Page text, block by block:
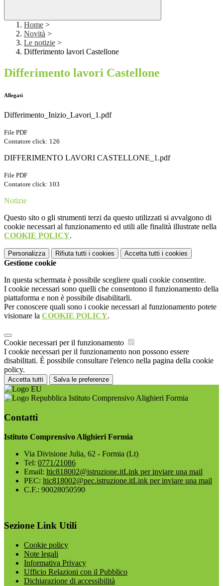
Home >
Novità >
Le notizie >
Differimento lavori Castellone
Differimento lavori Castellone
Allegati
Differimento_Inizio_Lavori_1.pdf
File PDF
Contatore click: 126
DIFFERIMENTO LAVORI CASTELLONE_1.pdf
File PDF
Contatore click: 103
Notizie
Questo sito o gli strumenti terzi da questo utilizzati si avvalgono di
cookie necessari al funzionamento ed utili alle finalità illustrate nella
COOKIE POLICY.
Personalizza Rifiuta tutti i cookies Accetta tutti i cookies
Gestione cookie
In questa schermata è possibile scegliere quali cookie consentire.
I cookie necessari sono quelli che consentono il funzionamento della
piattaforma e non è possibile disabilitarli.
Per conoscere quali sono i cookie necessari al funzionamento potete
visionare la COOKIE POLICY.
Cookie necessari per il funzionamento
I cookie necessari per il funzionamento non possono essere
disabilitati. È possibile consultare l'elenco nella pagina della cookie
policy.
Accetta tutti Salva le preferenze
Istituto Comprensivo Alighieri Formia
Contatti
Istituto Comprensivo Alighieri Formia
Via Divisione Julia, 62 - Formia (Lt)
Tel: 0771/21086
Email: ltic818002@istruzione.itLink per inviare una mail
PEC: ltic818002@pec.istruzione.itLink per inviare una mail
C.F.: 90028050590
Sezione Link Utili
Cookie policy
Note legali
Informativa Privacy
Ufficio Relazioni con il Pubblico
Dichiarazione di accessibilità